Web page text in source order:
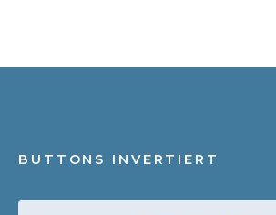
BUTTONS INVERTIERT